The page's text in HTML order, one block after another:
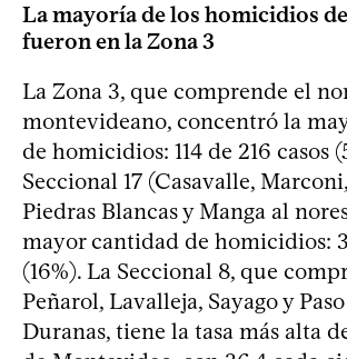
La mayoría de los homicidios
fueron en la Zona 3
La Zona 3, que comprende el
montevideano, concentró la
de homicidios: 114 de 216 casos
Seccional 17 (Casavalle,
Piedras Blancas y Manga al
mayor cantidad de homicidios:
(16%). La Seccional 8, que
Peñarol, Lavalleja, Sayago y
Duranas, tiene la tasa más alta